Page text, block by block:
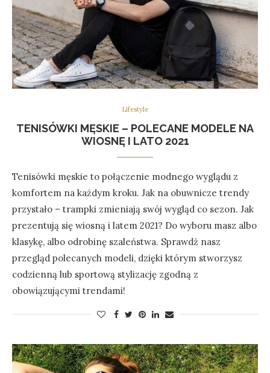
Lifestyle
TENISÓWKI MĘSKIE – POLECANE MODELE NA
WIOSNĘ I LATO 2021
Tenisówki męskie to połączenie modnego wyglądu z
komfortem na każdym kroku. Jak na obuwnicze trendy
przystało – trampki zmieniają swój wygląd co sezon. Jak
prezentują się wiosną i latem 2021? Do wyboru masz albo
klasykę, albo odrobinę szaleństwa. Sprawdź nasz
przegląd polecanych modeli, dzięki którym stworzysz
codzienną lub sportową stylizację zgodną z
obowiązującymi trendami!